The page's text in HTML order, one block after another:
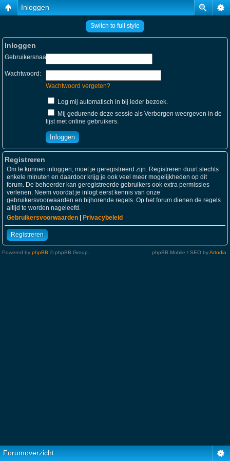
Inloggen
Switch to full style
Inloggen
Gebruikersnaam:
Wachtwoord:
Wachtwoord vergeten?
Log mij automatisch in bij ieder bezoek.
Mij gedurende deze sessie als Verborgen weergeven in de
lijst met online gebruikers.
Registreren
Om te kunnen inloggen, moet je geregistreerd zijn. Registreren duurt slechts
enkele minuten en daardoor krijg je ook veel meer mogelijkheden op dit
forum. De beheerder kan geregistreerde gebruikers ook extra permissies
verlenen. Neem voordat je inlogt eerst kennis van onze
gebruikersvoorwaarden en bijhorende regels. Op het forum dienen de regels
altijd te worden nageleefd.
Gebruikersvoorwaarden
Privacybeleid
Registreren
Powered by phpBB © phpBB Group. phpBB Mobile / SEO byArtodia
Forumoverzicht